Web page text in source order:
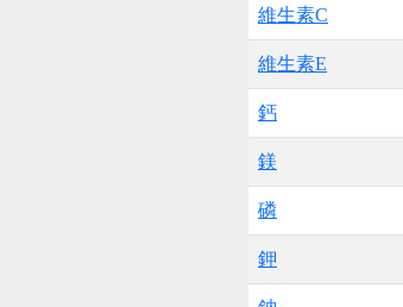
維生素C
維生素E
鈣
鎂
磷
鉀